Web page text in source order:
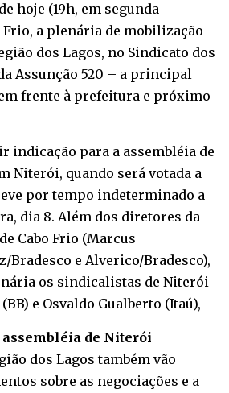
hoje (19h, em segunda
Frio, a plenária de mobilização
dos Lagos, no Sindicato dos
Assunção 520 – a principal
frente à prefeitura e próximo
indicação para a assembléia de
Niterói, quando será votada a
por tempo indeterminado a
dia 8. Além dos diretores da
Cabo Frio (Marcus
Bradesco e Alverico/Bradesco),
os sindicalistas de Niterói
e Osvaldo Gualberto (Itaú),
de Niterói
dos Lagos também vão
sobre as negociações e a